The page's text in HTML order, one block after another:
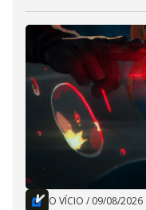
O VÍCIO / 09/08/2026